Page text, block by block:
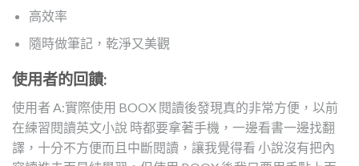
高效率
隨時做筆記，乾淨又美觀
使用者的回饋:
使用者 A:實際使用 BOOX 閱讀後發現真的非常方便，以前
在練習閱讀英文小說 時都要拿著手機，一邊看書一邊找翻
譯，十分不方便而且中斷閱讀，讓我覺得看 小說沒有把內